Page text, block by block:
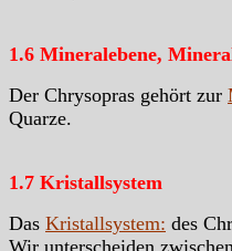
1.6 Mineralebene,
Der Chrysopras gehört zur
Quarze.
1.7 Kristallsystem
Das Kristallsystem: des
Wir unterscheiden